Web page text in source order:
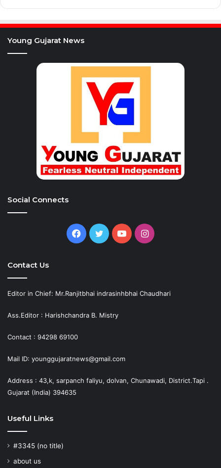
Young Gujarat News
Social Connects
Facebook
TwitterYouTubeInstagram
Contact Us
Editor in Chief: Mr.Ranjitbhai indrasinhbhai Chaudhari
Ass.Editor : Harishchandra B. Mistry
Contact : 94298 69100
Mail ID: younggujaratnews@gmail.com
Address : 43,k, sarpanch faliyu, dolvan, Chunawadi, District.Tapi .
Gujarat (India) 394635
Useful Links
#3345 (no title)
about us